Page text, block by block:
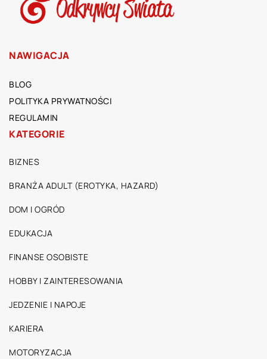
NAWIGACJA
BLOG
POLITYKA PRYWATNOŚCI
REGULAMIN
KATEGORIE
BIZNES
BRANŻA ADULT (EROTYKA, HAZARD)
DOM I OGRÓD
EDUKACJA
FINANSE OSOBISTE
HOBBY I ZAINTERESOWANIA
JEDZENIE I NAPOJE
KARIERA
MOTORYZACJA